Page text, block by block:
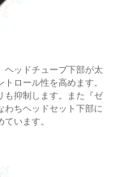
ヘッドチューブ下部が太
ロール性を高めます。
も抑制します。また『ゼ
わちヘッドセット下部に
います。